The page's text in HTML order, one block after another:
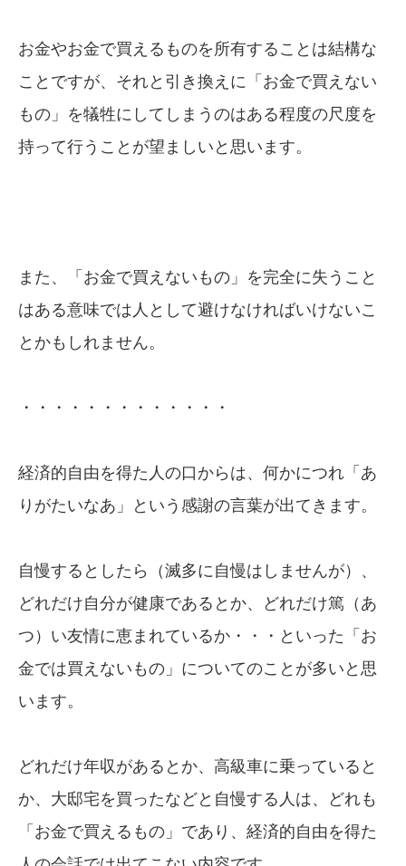
お金やお金で買えるものを所有することは結構な
ことですが、それと引き換えに「お金で買えない
もの」を犠牲にしてしまうのはある程度の尺度を
持って行うことが望ましいと思います。
また、「お金で買えないもの」を完全に失うこと
はある意味では人として避けなければいけないこ
とかもしれません。
・・・・・・・・・・・・・
経済的自由を得た人の口からは、何かにつれ「あ
りがたいなあ」という感謝の言葉が出てきます。
自慢するとしたら（滅多に自慢はしませんが）、
どれだけ自分が健康であるとか、どれだけ篤（あ
つ）い友情に恵まれているか・・・といった「お
金では買えないもの」についてのことが多いと思
います。
どれだけ年収があるとか、高級車に乗っていると
か、大邸宅を買ったなどと自慢する人は、どれも
「お金で買えるもの」であり、経済的自由を得た